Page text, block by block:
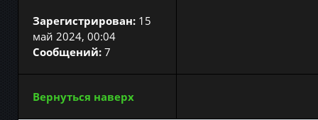
Зарегистрирован: 15
май 2024, 00:04
Сообщений: 7
Вернуться наверх